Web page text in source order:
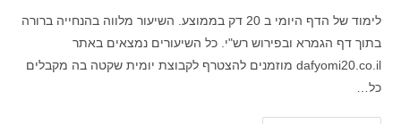
לימוד של הדף היומי ב 20 דק בממוצע. השיעור מלווה בהנחייה ברורה
בתוך דף הגמרא ובפירוש רש"י. כל השיעורים נמצאים באתר
dafyomi20.co.il מוזמנים להצטרף לקבוצת יומית שקטה בה מקבלים
כל…